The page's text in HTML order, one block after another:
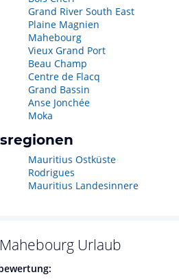
Grand River South East
Plaine Magnien
Mahebourg
Vieux Grand Port
Beau Champ
Centre de Flacq
Grand Bassin
Anse Jonchée
Moka
Mauritius Ostküste
Rodrigues
Mauritius Landesinnere
Mahebourg Urlaub